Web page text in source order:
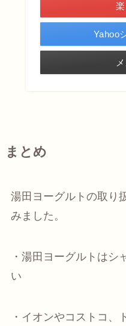
Yahoo
まとめ
湯田ヨーグルトの取り
みました。
・湯田ヨーグルトはシ
い
・イオンやコストコ、